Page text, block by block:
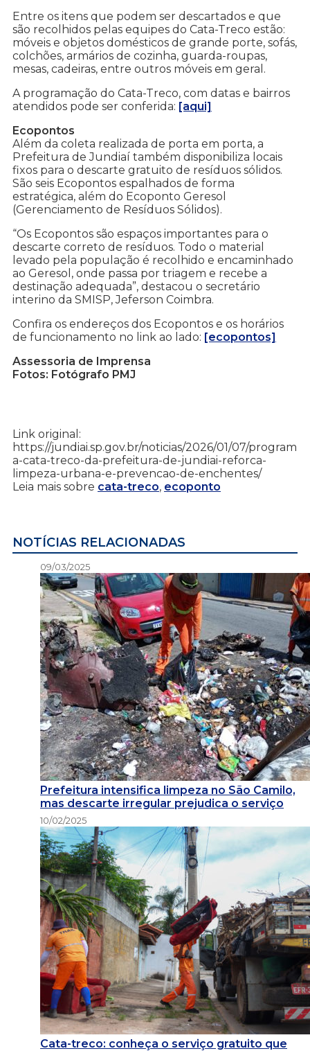
Entre os itens que podem ser descartados e que
são recolhidos pelas equipes do Cata-Treco estão:
móveis e objetos domésticos de grande porte, sofás,
colchões, armários de cozinha, guarda-roupas,
mesas, cadeiras, entre outros móveis em geral.
A programação do Cata-Treco, com datas e bairros
atendidos pode ser conferida: [aqui]
Ecopontos
Além da coleta realizada de porta em porta, a
Prefeitura de Jundiaí também disponibiliza locais
fixos para o descarte gratuito de resíduos sólidos.
São seis Ecopontos espalhados de forma
estratégica, além do Ecoponto Geresol
(Gerenciamento de Resíduos Sólidos).
“Os Ecopontos são espaços importantes para o
descarte correto de resíduos. Todo o material
levado pela população é recolhido e encaminhado
ao Geresol, onde passa por triagem e recebe a
destinação adequada”, destacou o secretário
interino da SMISP, Jeferson Coimbra.
Confira os endereços dos Ecopontos e os horários
de funcionamento no link ao lado: [ecopontos]
Assessoria de Imprensa
Fotos: Fotógrafo PMJ
Link original:
https://jundiai.sp.gov.br/noticias/2026/01/07/program
a-cata-treco-da-prefeitura-de-jundiai-reforca-
limpeza-urbana-e-prevencao-de-enchentes/
Leia mais sobre cata-treco, ecoponto
NOTÍCIAS RELACIONADAS
09/03/2025
Prefeitura intensifica limpeza no São Camilo,
mas descarte irregular prejudica o serviço
10/02/2025
Cata-treco: conheça o serviço gratuito que